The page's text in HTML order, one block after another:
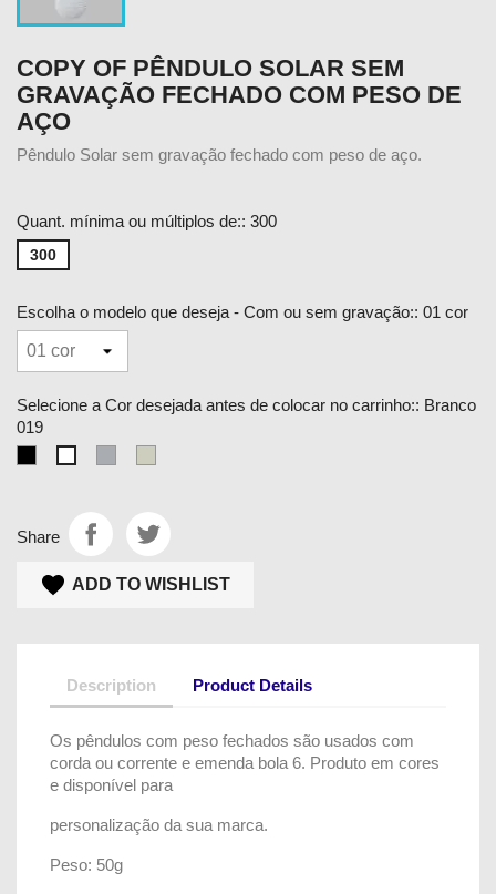
COPY OF PÊNDULO SOLAR SEM
GRAVAÇÃO FECHADO COM PESO DE
AÇO
Pêndulo Solar sem gravação fechado com peso de aço.
Quant. mínima ou múltiplos de:: 300
300
Escolha o modelo que deseja - Com ou sem gravação:: 01 cor
Selecione a Cor desejada antes de colocar no carrinho:: Branco
019
042
Share
ADD TO WISHLIST
Description Product Details
Os pêndulos com peso fechados são usados com
corda ou corrente e emenda bola 6. Produto em cores
e disponível para
personalização da sua marca.
Peso: 50g